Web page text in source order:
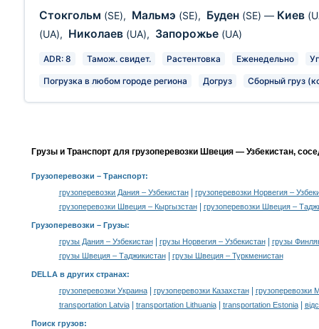
Стокгольм (SE), Мальмэ (SE), Буден (SE) — Киев
(UA), Николаев (UA), Запорожье (UA)
ADR: 8 Тамож. свидет. Растентовка Еженедельно
Погрузка в любом городе региона Догруз Сборный груз
Грузы и Транспорт для грузоперевозки Швеция — Узбекистан,
Грузоперевозки – Транспорт:
грузоперевозки Дания – Узбекистан|
грузоперевозки Норвегия –
грузоперевозки Швеция – Кыргызстан| грузоперевозки Швеция –
Грузоперевозки – Грузы:
грузы Дания – Узбекистан| грузы Норвегия – Узбекистан|
грузы
грузы Швеция – Таджикистан| грузы Швеция – Туркменистан
DELLA в других странах:
грузоперевозки Украина| грузоперевозки Казахстан|
грузоперевозки
transportation Latvia| transportation Lithuania| transportation Estonia|
Поиск грузов: